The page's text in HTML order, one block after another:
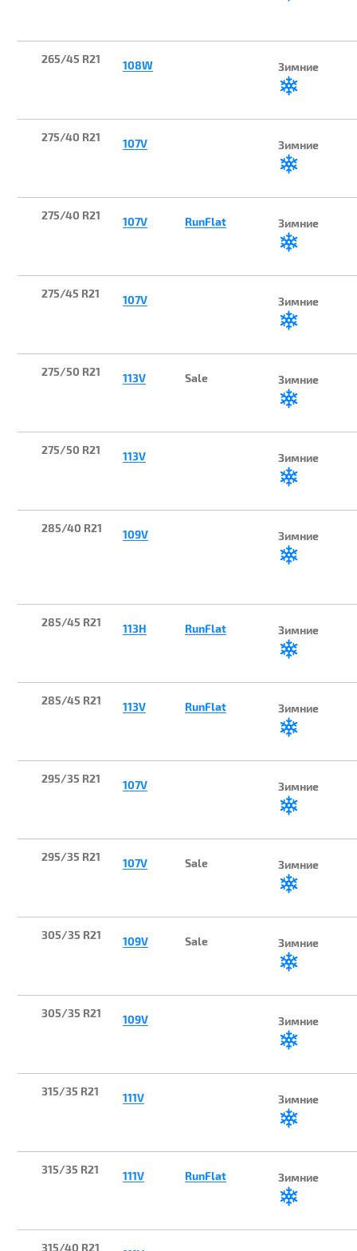
265/45 R21 108W Зимние
275/40 R21 107V Зимние
275/40 R21 107V RunFlat Зимние
275/45 R21 107V Зимние
275/50 R21 113V Sale Зимние
275/50 R21 113V Зимние
285/40 R21 109V Зимние
285/45 R21 113H RunFlat Зимние
285/45 R21 113V RunFlat Зимние
295/35 R21 107V Зимние
295/35 R21 107V Sale Зимние
305/35 R21 109V Sale Зимние
305/35 R21 109V Зимние
315/35 R21 111V Зимние
315/35 R21 111V RunFlat Зимние
315/40 R21